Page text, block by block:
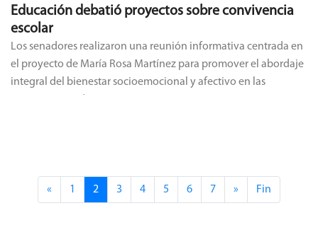
Educación debatió proyectos sobre convivencia
escolar
Los senadores realizaron una reunión informativa centrada en
el proyecto de María Rosa Martínez para promover el abordaje
integral del bienestar socioemocional y afectivo en las
« 1 2 3 4 5 6 7 » Fin